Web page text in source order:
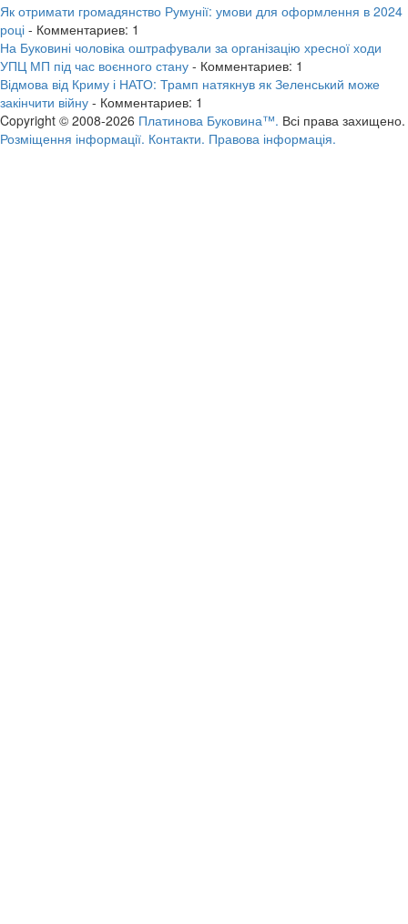
Як отримати громадянство Румунії: умови для оформлення в 2024
році - Комментариев: 1
На Буковині чоловіка оштрафували за організацію хресної ходи
УПЦ МП під час воєнного стану - Комментариев: 1
Відмова від Криму і НАТО: Трамп натякнув як Зеленський може
закінчити війну - Комментариев: 1
Copyright © 2008-2026 Платинова Буковина™. Всі права захищено.
Розміщення інформації. Контакти. Правова інформація.